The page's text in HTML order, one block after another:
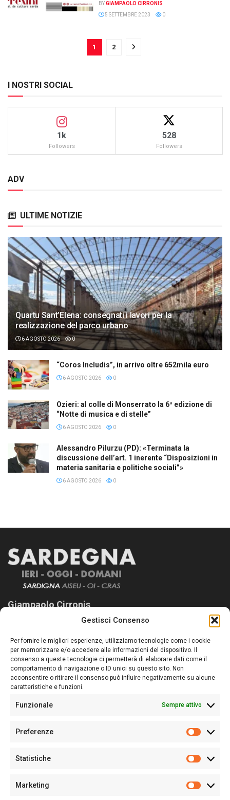
Gestisci Consenso
Per fornire le migliori esperienze, utilizziamo tecnologie come i cookie
per memorizzare e/o accedere alle informazioni del dispositivo. Il
consenso a queste tecnologie ci permetterà di elaborare dati come il
comportamento di navigazione o ID unici su questo sito. Non
acconsentire o ritirare il consenso può influire negativamente su alcune
caratteristiche e funzioni.
Funzionale Sempre attivo
Preferenze
Statistiche
Marketing
BYGIAMPAOLO CIRRONIS
5 SETTEMBRE 2023
0
1 2
I NOSTRI SOCIAL
1k
Followers
528
Followers
ADV
ULTIME NOTIZIE
Quartu Sant’Elena: consegnati i lavori per la
realizzazione del parco urbano
6 AGOSTO 2026 0
“Coros Includis”, in arrivo oltre 652mila euro
6 AGOSTO 2026 0
Ozieri: al colle di Monserrato la 6ª edizione di
“Notte di musica e di stelle”
6 AGOSTO 2026 0
Alessandro Pilurzu (PD): «Terminata la
discussione dell’art. 1 inerente “Disposizioni in
materia sanitaria e politiche sociali”»
6 AGOSTO 2026 0
Giampaolo Cirronis
Sardegna Ieri-Oggi-Domani nasce per informare “liberamente” i
lettori su quanto accade in Sardegna, con un occhio rivolto al
nostro passato e, soprattutto, al nostro futuro
Follow Us
Sede:Via Cristoforo Colombo 09013 Carbonia
Partita IVA02270380922
128/2020 del 10/02/2020